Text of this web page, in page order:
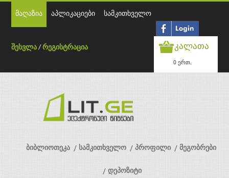
მაღაზია აპლიკაციები სამკითხველო
შესვლა /რეგისტრაცია კალათა
0 ერთ.
ბიბლიოთეკა სამკითხველო პროფილი მეგობრები
დეპოზიტი